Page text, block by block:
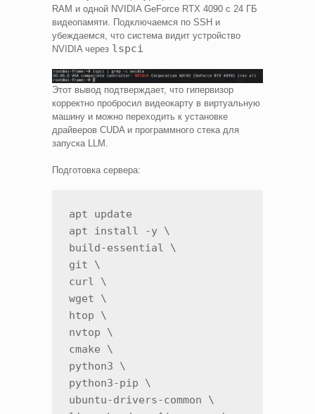
RAM и одной NVIDIA GeForce RTX 4090 с 24 ГБ
видеопамяти. Подключаемся по SSH и
убеждаемся, что система видит устройство
NVIDIA через lspci
Этот вывод подтверждает, что гипервизор
корректно пробросил видеокарту в виртуальную
машину и можно переходить к установке
драйверов CUDA и программного стека для
запуска LLM.
Подготовка сервера:
apt update
apt install -y \
build-essential \
git \
curl \
wget \
htop \
nvtop \
cmake \
python3 \
python3-pip \
ubuntu-drivers-common \